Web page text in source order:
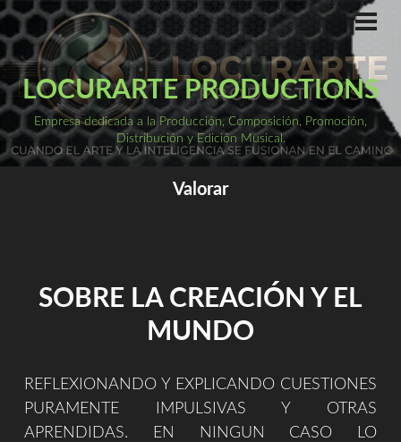
Saltar
al
contenido
LOCURARTE PRODUCTIONS
Empresa dedicada a la Producción, Composición, Promoción,
Distribución y Edición Musical.
Valorar
SOBRE LA CREACIÓN Y EL
MUNDO
REFLEXIONANDO Y EXPLICANDO CUESTIONES
PURAMENTE IMPULSIVAS Y OTRAS
APRENDIDAS. EN NINGUN CASO LO